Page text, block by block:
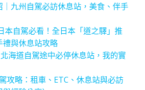
九州自駕必訪休息站，美食、伴手
本自駕必看！全日本「道之驛」推
與休息站攻略
海道自駕途中必停休息站，我的實
攻略：租車、ETC、休息站與必訪